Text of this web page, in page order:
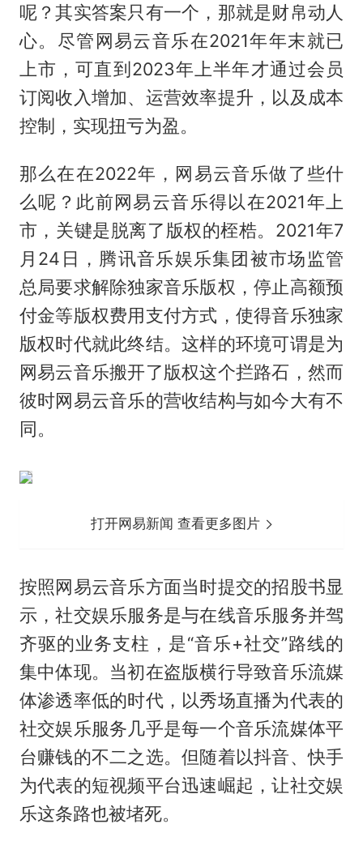
呢？其实答案只有一个，那就是财帛动人
心。尽管网易云音乐在2021年年末就已
上市，可直到2023年上半年才通过会员
订阅收入增加、运营效率提升，以及成本
控制，实现扭亏为盈。
那么在在2022年，网易云音乐做了些什
么呢？此前网易云音乐得以在2021年上
市，关键是脱离了版权的桎梏。2021年7
月24日，腾讯音乐娱乐集团被市场监管
总局要求解除独家音乐版权，停止高额预
付金等版权费用支付方式，使得音乐独家
版权时代就此终结。这样的环境可谓是为
网易云音乐搬开了版权这个拦路石，然而
彼时网易云音乐的营收结构与如今大有不
同。
打开网易新闻 查看更多图片
按照网易云音乐方面当时提交的招股书显
示，社交娱乐服务是与在线音乐服务并驾
齐驱的业务支柱，是“音乐+社交”路线的
集中体现。当初在盗版横行导致音乐流媒
体渗透率低的时代，以秀场直播为代表的
社交娱乐服务几乎是每一个音乐流媒体平
台赚钱的不二之选。但随着以抖音、快手
为代表的短视频平台迅速崛起，让社交娱
乐这条路也被堵死。